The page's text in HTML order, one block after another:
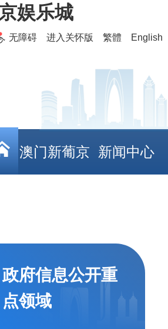
娱乐城
无障碍 进入关怀版 繁體 English
澳门新葡京 新闻中心
政府信息公开重
点领域